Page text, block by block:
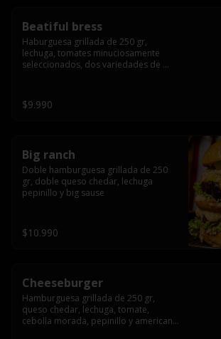
Beatiful bress
Haburguesa grillada de 250 gr,
lechuga, tomates minuciosamente
seleccionados, dos variedades de
lentamente en el grill, para finalizar
todo con una envolvente salsa cristal
$9.990
Big ranch
Doble hamburguesa grillada de 250
gr, doble queso chedar, lechuga
pepinillo y big sause
$10.990
Cheeseburger
Hamburguesa grillada de 250 gr,
queso chedar, lechuga, tomate,
cebolla morada, pepinillo y american